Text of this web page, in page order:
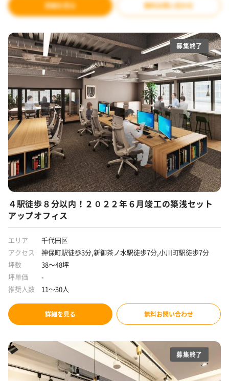
募集終了
４駅徒歩８分以内！２０２２年６月竣工の築浅セット
アップオフィス
エリア
千代田区
アクセス
神保町駅徒歩3分,新御茶ノ水駅徒歩7分,小川町駅徒歩7分
坪数
38～48坪
坪単価
-
推奨人数
11～30人
詳細を見る 無料お問い合わせ
募集終了
詳細を見る 無料お問い合わせ